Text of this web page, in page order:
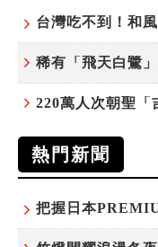
熱門新聞